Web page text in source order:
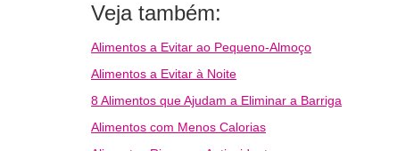
Veja também:
Alimentos a Evitar ao Pequeno-Almoço
Alimentos a Evitar à Noite
8 Alimentos que Ajudam a Eliminar a Barriga
Alimentos com Menos Calorias